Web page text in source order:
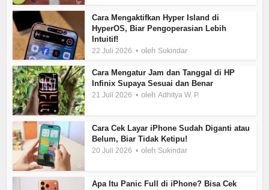
Cara Mengaktifkan Hyper Island di
HyperOS, Biar Pengoperasian Lebih
Intuitif!
22 Juli 2026 oleh Sukindar
Cara Mengatur Jam dan Tanggal di HP
Infinix Supaya Sesuai dan Benar
21 Juli 2026 olehAdhitya W. P.
Cara Cek Layar iPhone Sudah Diganti atau
Belum, Biar Tidak Ketipu!
20 Juli 2026 oleh Sukindar
Apa Itu Panic Full di iPhone? Bisa Cek